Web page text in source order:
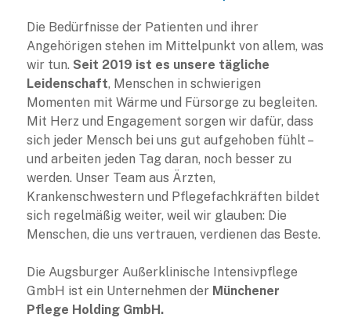
Die Bedürfnisse der Patienten und ihrer
Angehörigen stehen im Mittelpunkt von allem, was
wir tun. Seit 2019 ist es unsere tägliche
Leidenschaft, Menschen in schwierigen
Momenten mit Wärme und Fürsorge zu begleiten.
Mit Herz und Engagement sorgen wir dafür, dass
sich jeder Mensch bei uns gut aufgehoben fühlt –
und arbeiten jeden Tag daran, noch besser zu
werden. Unser Team aus Ärzten,
Krankenschwestern und Pflegefachkräften bildet
sich regelmäßig weiter, weil wir glauben: Die
Menschen, die uns vertrauen, verdienen das Beste.
Die Augsburger Außerklinische Intensivpflege
GmbH ist ein Unternehmen der Münchener
Pflege Holding GmbH.